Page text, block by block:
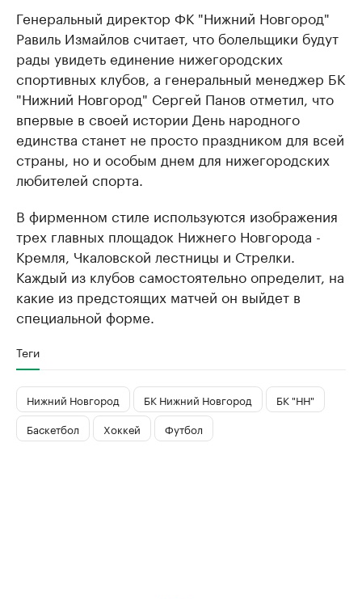
Генеральный директор ФК "Нижний Новгород"
Равиль Измайлов считает, что болельщики будут
рады увидеть единение нижегородских
спортивных клубов, а генеральный менеджер БК
"Нижний Новгород" Сергей Панов отметил, что
впервые в своей истории День народного
единства станет не просто праздником для всей
страны, но и особым днем для нижегородских
любителей спорта.
В фирменном стиле используются изображения
трех главных площадок Нижнего Новгорода -
Кремля, Чкаловской лестницы и Стрелки.
Каждый из клубов самостоятельно определит, на
какие из предстоящих матчей он выйдет в
специальной форме.
Теги
Нижний Новгород БК Нижний Новгород
БК "НН"
Баскетбол
Хоккей Футбол